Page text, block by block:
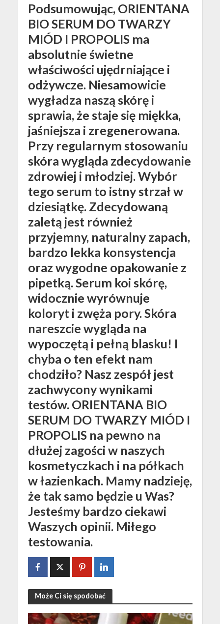
Podsumowując, ORIENTANA
BIO SERUM DO TWARZY
MIÓD I PROPOLIS ma
absolutnie świetne
właściwości ujędrniające i
odżywcze. Niesamowicie
wygładza naszą skórę i
sprawia, że staje się miękka,
jaśniejsza i zregenerowana.
Przy regularnym stosowaniu
skóra wygląda zdecydowanie
zdrowiej i młodziej. Wybór
tego serum to istny strzał w
dziesiątkę. Zdecydowaną
zaletą jest również
przyjemny, naturalny zapach,
bardzo lekka konsystencja
oraz wygodne opakowanie z
pipetką. Serum koi skórę,
widocznie wyrównuje
koloryt i zwęża pory. Skóra
nareszcie wygląda na
wypoczętą i pełną blasku! I
chyba o ten efekt nam
chodziło? Nasz zespół jest
zachwycony wynikami
testów. ORIENTANA BIO
SERUM DO TWARZY MIÓD I
PROPOLIS na pewno na
dłużej zagości w naszych
kosmetyczkach i na półkach
w łazienkach. Mamy nadzieję,
że tak samo będzie u Was?
Jesteśmy bardzo ciekawi
Waszych opinii. Miłego
testowania.
Może Ci się spodobać